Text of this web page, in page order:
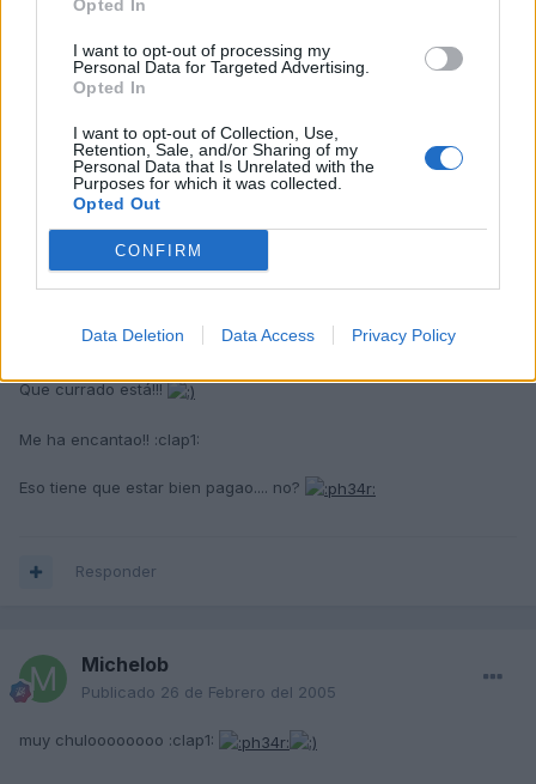
Opted In
I want to opt-out of processing my
Personal Data for Targeted Advertising.
Opted In
I want to opt-out of Collection, Use,
Retention, Sale, and/or Sharing of my
Personal Data that Is Unrelated with the
Purposes for which it was collected.
Opted Out
CONFIRM
Data Deletion Data Access Privacy Policy
En riguroso estreno para vosotros (aun no la han visto ni los
clientes)
Saludos!
(Sigo currando)
Publicado26 de Febrero del 2005
Que currado está!!!
Me ha encantao!! :clap1:
Eso tiene que estar bien pagao.... no?
Responder
Michelob
Publicado 26 de Febrero del 2005
muy chuloooooooo :clap1: